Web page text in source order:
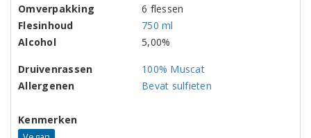
Omverpakking
6 flessen
Flesinhoud
750 ml
Alcohol
5,00%
Druivenrassen
100% Muscat
Allergenen
Bevat sulfieten
Kenmerken